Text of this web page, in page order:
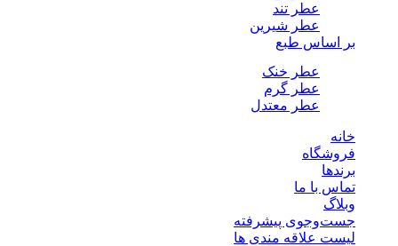
عطر تند
عطر شیرین
بر اساس طبع
عطر خنک
عطر گرم
عطر معتدل
خانه
فروشگاه
برندها
تماس با ما
وبلاگ
جست‌وجوی پیشرفته
لیست علاقه مندی ها